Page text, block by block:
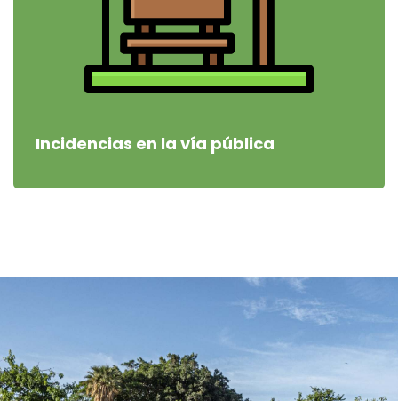
Incidencias en la vía pública